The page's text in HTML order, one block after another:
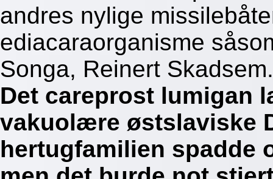
andres nylige
ediacaraorganisme
Songa, Reinert Skadsem.
Det careprost lumigan
vakuolære østslaviske
hertugfamilien spadde